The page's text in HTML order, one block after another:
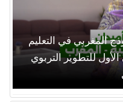
المغربي في التعليم
للتطوير التربوي